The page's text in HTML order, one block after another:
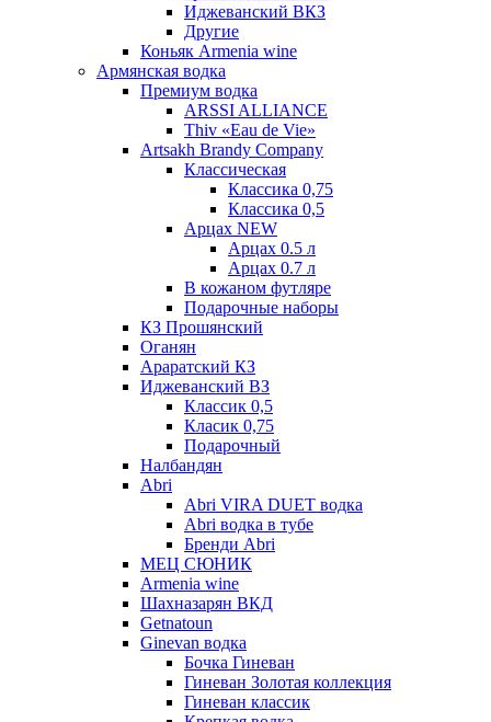
Иджеванский ВКЗ
Другие
Коньяк Armenia wine
Армянская водка
Премиум водка
ARSSI ALLIANCE
Thiv «Eau de Vie»
Artsakh Brandy Company
Классическая
Классика 0,75
Классика 0,5
Арцах NEW
Арцах 0.5 л
Арцах 0.7 л
В кожаном футляре
Подарочные наборы
КЗ Прошянский
Оганян
Араратский КЗ
Иджеванский ВЗ
Классик 0,5
Класик 0,75
Подарочный
Налбандян
Abri
Abri VIRA DUET водка
Abri водка в тубе
Бренди Abri
МЕЦ СЮНИК
Armenia wine
Шахназарян ВКД
Getnatoun
Ginevan водка
Бочка Гиневан
Гиневан Золотая коллекция
Гиневан классик